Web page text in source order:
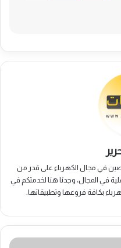
في مجال الكهرباء على قدر من
في المجال، وجدنا هنا لخدمتكم في
بكافة فروعها وتطبيقاتها.